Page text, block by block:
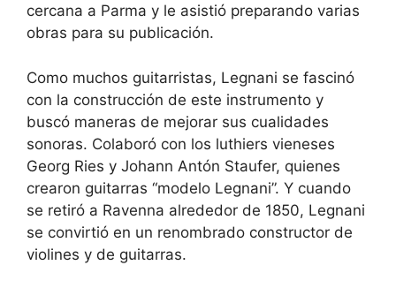
cercana a Parma y le asistió preparando varias
obras para su publicación.
Como muchos guitarristas, Legnani se fascinó
con la construcción de este instrumento y
buscó maneras de mejorar sus cualidades
sonoras. Colaboró con los luthiers vieneses
Georg Ries y Johann Antón Staufer, quienes
crearon guitarras “modelo Legnani”. Y cuando
se retiró a Ravenna alrededor de 1850, Legnani
se convirtió en un renombrado constructor de
violines y de guitarras.